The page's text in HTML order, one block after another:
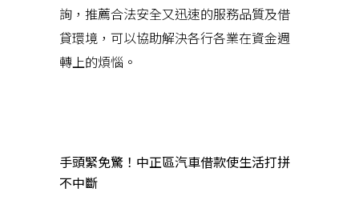
詢，推薦合法安全又迅速的服務品質及借
貸環境，可以協助解決各行各業在資金週
轉上的煩惱。
手頭緊免驚！中正區汽車借款使生活打拼
不中斷